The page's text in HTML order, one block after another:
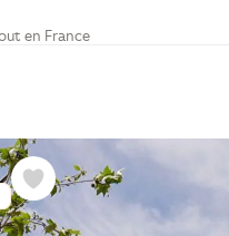
en France
Favoris